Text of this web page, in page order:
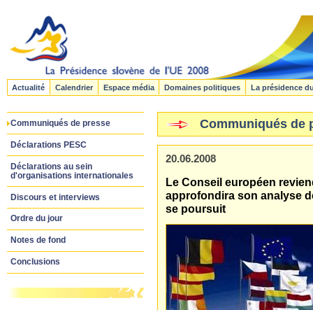
Actualité Calendrier Espace média Domaines politiques La présidence
Communiqués de presse
Déclarations PESC
Déclarations au sein
d'organisations internationales
Discours et interviews
Ordre du jour
Notes de fond
Conclusions
Communiqués de
20.06.2008
Le Conseil européen
approfondira son analyse
se poursuit